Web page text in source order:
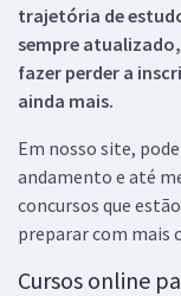
trajetória de
sempre
fazer perder a
ainda mais.
Em nosso site,
andamento e até
concursos que
preparar com mais
Cursos online